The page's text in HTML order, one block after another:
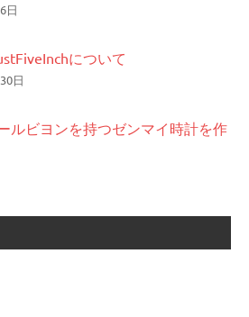
日
について
日
ルビヨンを持つゼンマイ時計を作